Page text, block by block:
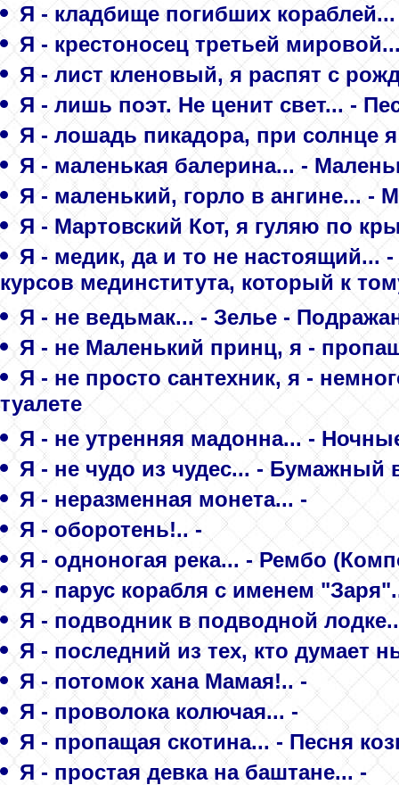
Я - кладбище погибших кораблей...
Я - крестоносец третьей
Я - лист кленовый, я распят с
Я - лишь поэт. Не ценит свет... -
Я - лошадь пикадора, при солнце
Я - маленькая балерина... -
Я - маленький, горло в ангине... -
Я - Мартовский Кот, я гуляю по
Я - медик, да и то не настоящий...
курсов мединститута, который к
Я - не ведьмак... - Зелье -
Я - не Маленький принц, я -
Я - не просто сантехник, я -
туалете
Я - не утренняя мадонна... -
Я - не чудо из чудес... - Бумажный
Я - неразменная монета... -
Я - оборотень!.. -
Я - одноногая река... - Рембо
Я - парус корабля с именем
Я - подводник в подводной
Я - последний из тех, кто думает
Я - потомок хана Мамая!.. -
Я - проволока колючая... -
Я - пропащая скотина... - Песня
Я - простая девка на баштане... -